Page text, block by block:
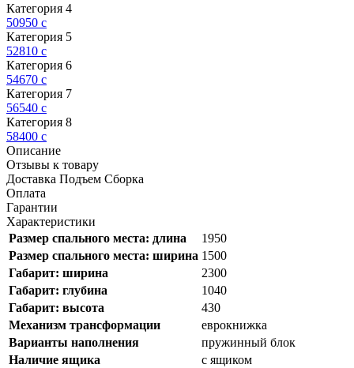
Категория 4
50950 c
Категория 5
52810 c
Категория 6
54670 c
Категория 7
56540 c
Категория 8
58400 c
Описание
Отзывы к товару
Доставка Подъем Сборка
Оплата
Гарантии
Характеристики
Размер спального места: длина
1950
Размер спального места: ширина 1500
Габарит: ширина
2300
Габарит: глубина
1040
Габарит: высота
430
Механизм трансформации
еврокнижка
Варианты наполнения
пружинный блок
Наличие ящика
с ящиком